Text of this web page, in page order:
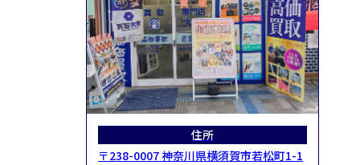
住所
〒238-0007 神奈川県横須賀市若松町1-1